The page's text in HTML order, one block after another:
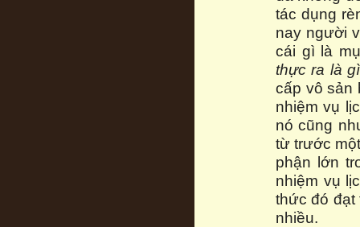
tác dụng
nay người
cái gì là
thực ra là gì
cấp vô sản
nhiệm vụ
nó cũng
từ trước
phận lớn
nhiệm vụ
thức đó đạt
nhiều.